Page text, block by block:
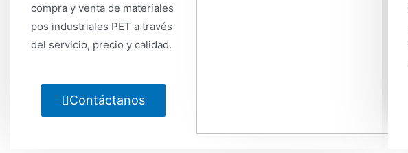
compra y venta de materiales
pos industriales PET a través
del servicio, precio y calidad.
Contáctanos